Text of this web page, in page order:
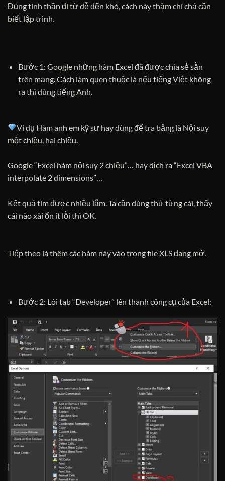
Đúng tinh thần đi từ dễ đến khó, cách này thậm chí chả cần
biết lập trình.
Bước 1: Google những hàm Excel đã được chia sẻ sẵn
trên mạng. Cách làm quen thuộc là nếu tiếng Việt không
ra thì dùng tiếng Anh.
Ví dụ Hàm anh em kỹ sư hay dùng để tra bảng là Nội suy
một chiều, hai chiều.
Google “Excel hàm nội suy 2 chiều”… hay dịch ra “Excel VBA
interpolate 2 dimensions”…
Kết quả tìm được nhiều lắm. Ta cần dùng thử từng cái, thấy
cái nào xài ổn ít lỗi thì OK.
Tiếp theo là thêm các hàm này vào trong file XLS đang mở.
Bước 2: Lôi tab “Developer” lên thanh công cụ của Excel: